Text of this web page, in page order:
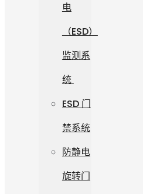
电
（ESD）
监测系
统
ESD 门
禁系统
防静电
旋转门